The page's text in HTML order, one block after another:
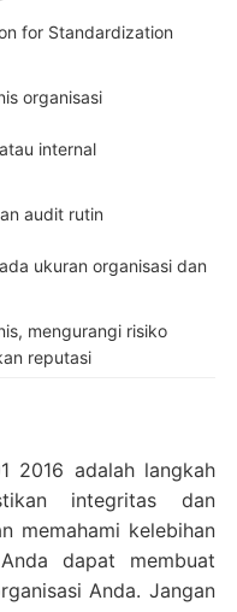
for Standardization
organisasi
internal
audit rutin
ukuran organisasi dan
mengurangi risiko
reputasi
2016 adalah langkah
integritas dan
memahami kelebihan
dapat membuat
Anda. Jangan